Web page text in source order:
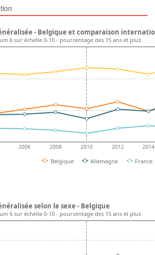
2006 2008 2010 2012 2014
Belgique Allemagne France
- Belgique et comparaison
6 sur échelle 0-10 - pourcentage des 15 ans et plus
selon le sexe - Belgique
6 sur échelle 0-10 - pourcentage des 15 ans et plus